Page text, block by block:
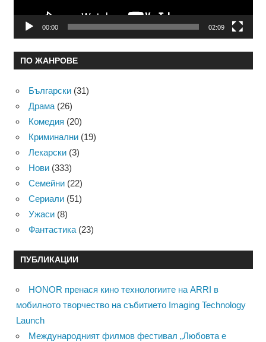
00:00 02:09
ПО ЖАНРОВЕ
Български (31)
Драма (26)
Комедия (20)
Криминални (19)
Лекарски (3)
Нови (333)
Семейни (22)
Сериали (51)
Ужаси (8)
Фантастика (23)
ПУБЛИКАЦИИ
HONOR пренася кино технологиите на ARRI в
мобилното творчество на събитието Imaging Technology
Launch
Международният филмов фестивал „Любовта е